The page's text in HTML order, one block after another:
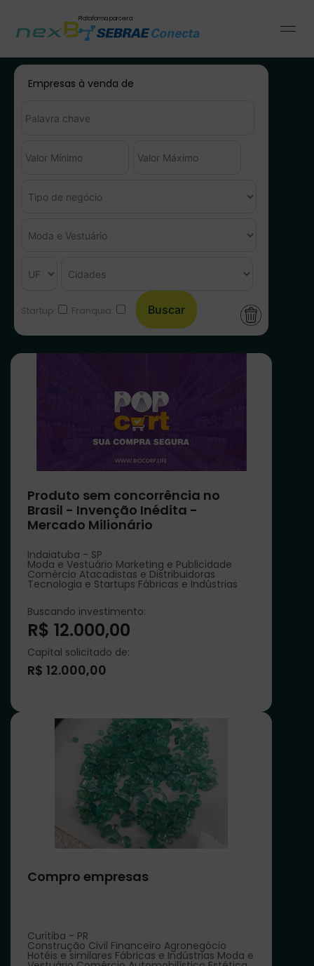
Plataforma parceira:
Empresas à venda de
Startup: Franquia:
Produto sem concorrência no
Brasil - Invenção Inédita -
Mercado Milionário
Indaiatuba - SP
Moda e Vestuário Marketing e Publicidade
Comércio Atacadistas e Distribuidoras
Tecnologia e Startups Fábricas e Indústrias
Buscando investimento:
R$ 12.000,00
Capital solicitado de:
R$ 12.000,00
Compro empresas
Curitiba - PR
Construção Civil Financeiro Agronegócio
Hotéis e similares Fábricas e Indústrias Moda e